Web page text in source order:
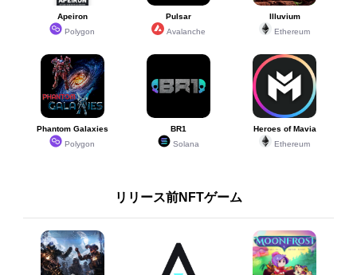
Apeiron
Polygon
Pulsar
Avalanche
Illuvium
Ethereum
Phantom Galaxies
Polygon
BR1
Solana
Heroes of Mavia
Ethereum
リリース前NFTゲーム